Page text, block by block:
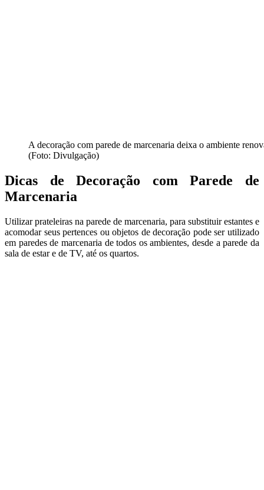
A decoração com parede de marcenaria deixa o ambiente
(Foto: Divulgação)
Dicas de Decoração com Parede de
Marcenaria
Utilizar prateleiras na parede de marcenaria, para substituir estantes e
acomodar seus pertences ou objetos de decoração pode ser utilizado
em paredes de marcenaria de todos os ambientes, desde a parede da
sala de estar e de TV, até os quartos.